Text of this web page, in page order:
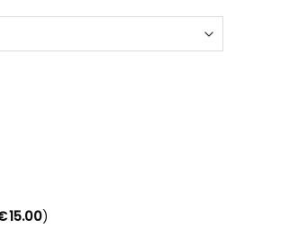
15.00)